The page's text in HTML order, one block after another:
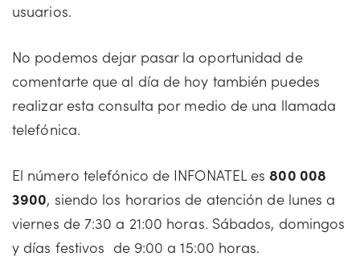
usuarios.
No podemos dejar pasar la oportunidad de
comentarte que al día de hoy también puedes
realizar esta consulta por medio de una llamada
telefónica.
El número telefónico de INFONATEL es800 008
3900, siendo los horarios de atención de lunes a
viernes de 7:30 a 21:00 horas. Sábados, domingos
y días festivos de 9:00 a 15:00 horas.